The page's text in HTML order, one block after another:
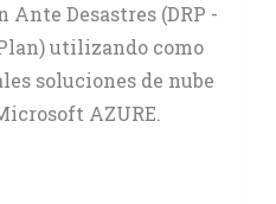
Ante Desastres (DRP -
utilizando como
soluciones de nube
AZURE.